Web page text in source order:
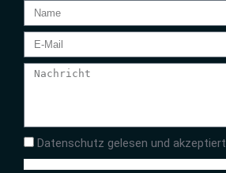
Datenschutz gelesen und akzeptiert